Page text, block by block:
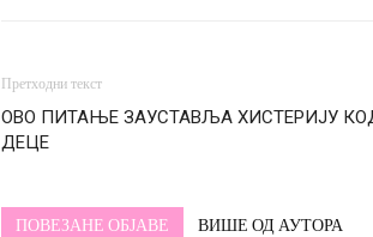
Претходни текст
ОВО ПИТАЊЕ ЗАУСТАВЉА ХИСТЕРИЈУ
ДЕЦЕ
ПОВЕЗАНЕ ОБЈАВЕ ВИШЕ ОД АУТОРА